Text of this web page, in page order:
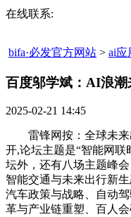
在线联系:
bifa·必发官方网站 > ai应
百度邬学斌：AI浪潮
2025-02-21 14:45
雷锋网按：全球未来
开,论坛主题是“智能网
坛外，还有八场主题峰
智能交通与未来出行新
汽车政策与战略、自动
革与产业链重塑、百人